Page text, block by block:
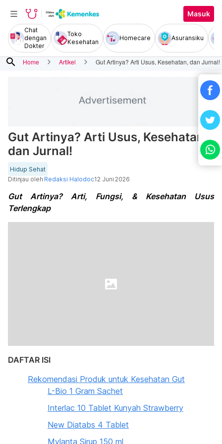
Masuk
Chat
dengan
Dokter
Toko
Kesehatan
Homecare Asuransiku
search Home Artikel Gut Artinya? Arti Usus, Kesehatan, dan Jurnal!
Gut Artinya? Arti Usus, Kesehatan,
dan Jurnal!
Hidup Sehat
Ditinjau oleh Redaksi Halodoc12 Juni 2026
Gut Artinya? Arti, Fungsi, & Kesehatan Usus
Terlengkap
DAFTAR ISI
Rekomendasi Produk untuk Kesehatan Gut
L-Bio 1 Gram Sachet
Interlac 10 Tablet Kunyah Strawberry
New Diatabs 4 Tablet
Mylanta Sirup 150 ml